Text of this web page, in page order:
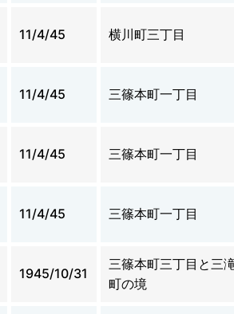
11/4/45 横川町三丁目
11/4/45 三篠本町一丁目
11/4/45 三篠本町一丁目
11/4/45 三篠本町一丁目
1945/10/31
三篠本町三丁目と三
町の境